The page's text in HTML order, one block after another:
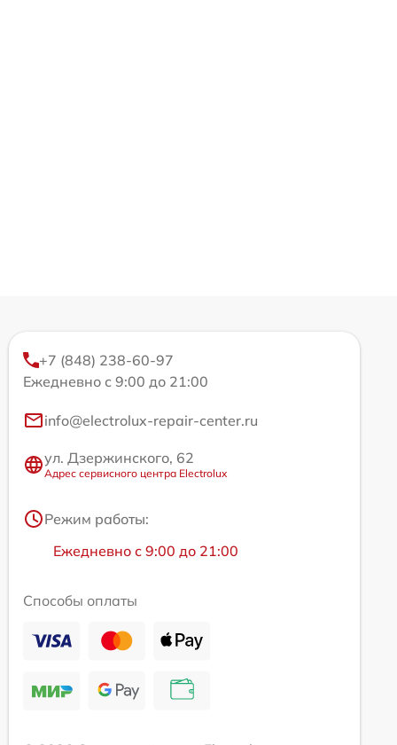
+7 (848) 238-60-97
Ежедневно с 9:00 до 21:00
info@electrolux-repair-center.ru
ул. Дзержинского, 62
Адрес сервисного центра Electrolux
Режим работы:
Ежедневно с 9:00 до 21:00
Способы оплаты